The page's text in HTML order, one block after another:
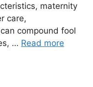
maternity
care,
compound fool
… Read more